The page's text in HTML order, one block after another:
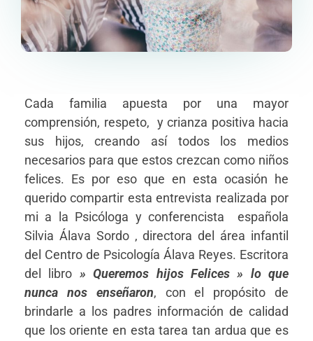
Cada familia apuesta por una mayor
comprensión, respeto, y crianza positiva hacia
sus hijos, creando así todos los medios
necesarios para que estos crezcan como niños
felices. Es por eso que en esta ocasión he
querido compartir esta entrevista realizada por
mi a la Psicóloga y conferencista española
Silvia Álava Sordo , directora del área infantil
del Centro de Psicología Álava Reyes. Escritora
del libro » Queremos hijos Felices » lo que
nunca nos enseñaron, con el propósito de
brindarle a los padres información de calidad
que los oriente en esta tarea tan ardua que es